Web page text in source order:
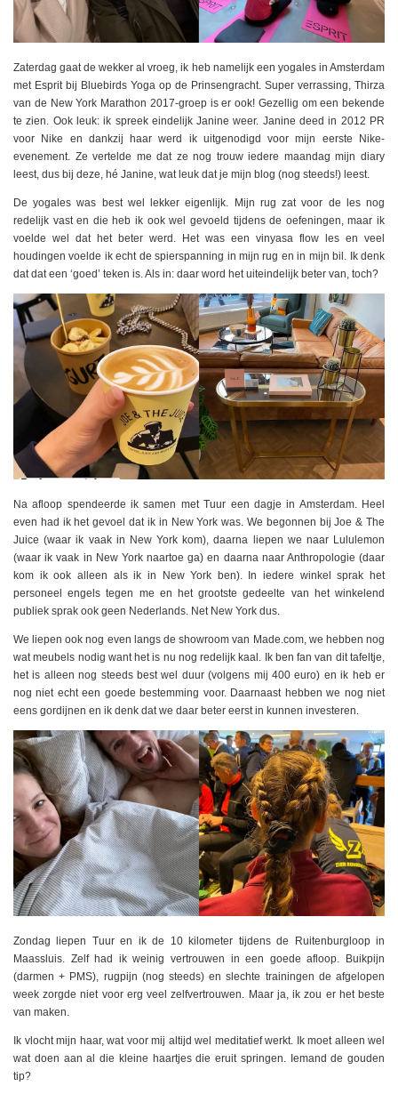
Zaterdag gaat de wekker al vroeg, ik heb namelijk een yogales in Amsterdam
met Esprit bij Bluebirds Yoga op de Prinsengracht. Super verrassing, Thirza
van de New York Marathon 2017-groep is er ook! Gezellig om een bekende
te zien. Ook leuk: ik spreek eindelijk Janine weer. Janine deed in 2012 PR
voor Nike en dankzij haar werd ik uitgenodigd voor mijn eerste Nike-
evenement. Ze vertelde me dat ze nog trouw iedere maandag mijn diary
leest, dus bij deze, hé Janine, wat leuk dat je mijn blog (nog steeds!) leest.
De yogales was best wel lekker eigenlijk. Mijn rug zat voor de les nog
redelijk vast en die heb ik ook wel gevoeld tijdens de oefeningen, maar ik
voelde wel dat het beter werd. Het was een vinyasa flow les en veel
houdingen voelde ik echt de spierspanning in mijn rug en in mijn bil. Ik denk
dat dat een ‘goed’ teken is. Als in: daar word het uiteindelijk beter van, toch?
Na afloop spendeerde ik samen met Tuur een dagje in Amsterdam. Heel
even had ik het gevoel dat ik in New York was. We begonnen bij Joe & The
Juice (waar ik vaak in New York kom), daarna liepen we naar Lululemon
(waar ik vaak in New York naartoe ga) en daarna naar Anthropologie (daar
kom ik ook alleen als ik in New York ben). In iedere winkel sprak het
personeel engels tegen me en het grootste gedeelte van het winkelend
publiek sprak ook geen Nederlands. Net New York dus.
We liepen ook nog even langs de showroom van Made.com, we hebben nog
wat meubels nodig want het is nu nog redelijk kaal. Ik ben fan van dit tafeltje,
het is alleen nog steeds best wel duur (volgens mij 400 euro) en ik heb er
nog niet echt een goede bestemming voor. Daarnaast hebben we nog niet
eens gordijnen en ik denk dat we daar beter eerst in kunnen investeren.
Zondag liepen Tuur en ik de 10 kilometer tijdens de Ruitenburgloop in
Maassluis. Zelf had ik weinig vertrouwen in een goede afloop. Buikpijn
(darmen + PMS), rugpijn (nog steeds) en slechte trainingen de afgelopen
week zorgde niet voor erg veel zelfvertrouwen. Maar ja, ik zou er het beste
van maken.
Ik vlocht mijn haar, wat voor mij altijd wel meditatief werkt. Ik moet alleen wel
wat doen aan al die kleine haartjes die eruit springen. Iemand de gouden
tip?